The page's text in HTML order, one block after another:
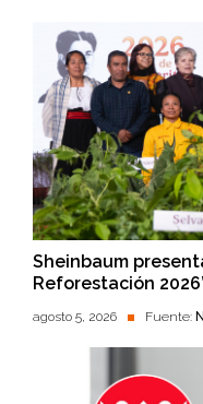
Sheinbaum
Reforestación 2026’
agosto 5, 2026 Fuente: